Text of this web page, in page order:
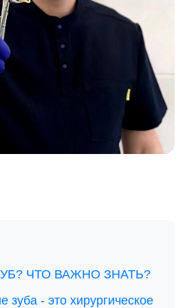
ЧТО ВАЖНО ЗНАТЬ?
зуба - это хирургическое